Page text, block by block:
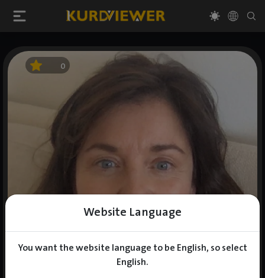
Website Language
You want the website language to be English, so select
English.
0